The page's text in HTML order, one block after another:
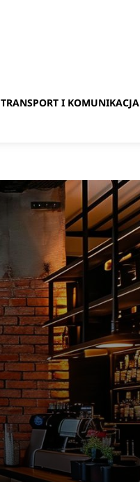
TRANSPORT I KOMUNIKACJA